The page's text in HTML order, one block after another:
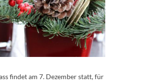
findet am 7. Dezember statt, für